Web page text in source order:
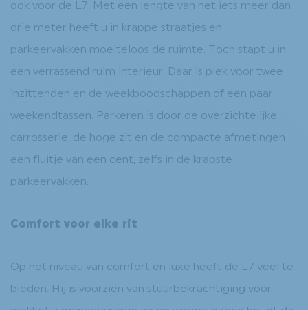
ook voor de L7. Met een lengte van net iets meer dan
drie meter heeft u in krappe straatjes en
parkeervakken moeiteloos de ruimte. Toch stapt u in
een verrassend ruim interieur. Daar is plek voor twee
inzittenden en de weekboodschappen of een paar
weekendtassen. Parkeren is door de overzichtelijke
carrosserie, de hoge zit en de compacte afmetingen
een fluitje van een cent, zelfs in de krapste
parkeervakken.
Comfort voor elke rit
Op het niveau van comfort en luxe heeft de L7 veel te
bieden. Hij is voorzien van stuurbekrachtiging voor